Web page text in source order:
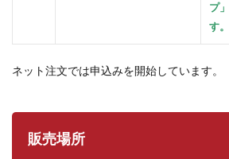
プ
す。
ネット注文では申込みを開始しています。
販売場所